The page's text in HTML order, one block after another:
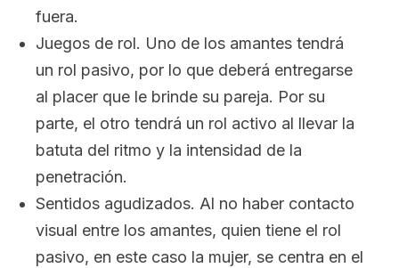
fuera.
Juegos de rol. Uno de los amantes tendrá
un rol pasivo, por lo que deberá entregarse
al placer que le brinde su pareja. Por su
parte, el otro tendrá un rol activo al llevar la
batuta del ritmo y la intensidad de la
penetración.
Sentidos agudizados. Al no haber contacto
visual entre los amantes, quien tiene el rol
pasivo, en este caso la mujer, se centra en el